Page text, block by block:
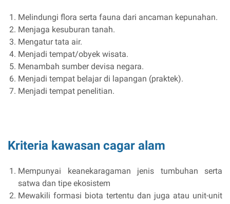
Melindungi flora serta fauna dari ancaman kepunahan.
Menjaga kesuburan tanah.
Mengatur tata air.
Menjadi tempat/obyek wisata.
Menambah sumber devisa negara.
Menjadi tempat belajar di lapangan (praktek).
Menjadi tempat penelitian.
Kriteria kawasan cagar alam
Mempunyai keanekaragaman jenis tumbuhan serta
satwa dan tipe ekosistem
Mewakili formasi biota tertentu dan juga atau unit-unit